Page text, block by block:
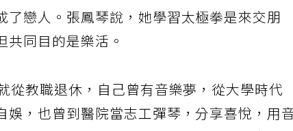
戀人。張鳳琴說，她學習太極拳是來交朋
同目的是樂活。
從教職退休，自己曾有音樂夢，從大學時代
，也曾到醫院當志工彈琴，分享喜悅，用